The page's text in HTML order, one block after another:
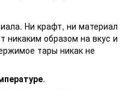
Ни крафт, ни материал
никаким образом на вкус и
тары никак не
.